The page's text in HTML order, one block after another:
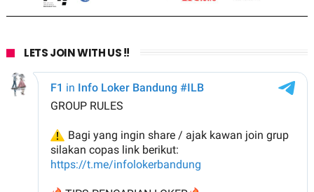
LETS JOIN WITH US !!